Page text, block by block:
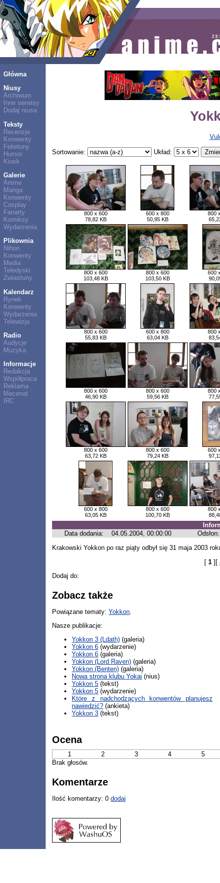
Główna
Niusy
Archiwum
Inne serwisy
Dodaj niusa
Teksty
Recenzje
Konwenty
Felietony
Humor
Kiosk
Galerie
Anime
Manga
Konwenty
Cosplay
Fanarty
Komiksy
Wydarzenia
Plikownia
Nihon
Konwenty
Media
Teledyski
Zwiastuny
Kalendarz
Rynek
Konwenty
Wydarzenia
Telewizja
Radio
Audycje
Muzyka
Informacje
Redakcja
Współpraca
Reklama
Mecenat
IRC
Sortowanie: Układ:
800 x 600
78,82 KB
600 x 800
50,95 KB
800
800 x 600
103,48 KB
800 x 600
103,50 KB
600
800 x 600
55,83 KB
600 x 800
63,04 KB
800
800 x 600
46,90 KB
800 x 600
59,56 KB
800
800 x 600
63,72 KB
800 x 600
79,24 KB
600
600 x 800
63,05 KB
800 x 600
100,70 KB
800
Data dodania:
04.05.2004, 00:00:00
Odsłon:
Krakowski Yokkon po raz piąty odbył się 31 maja 2003
[ 1 ][
Dodaj do:
Zobacz także
Powiązane tematy:Yokkon
Nasze publikacje:
Yokkon 3 (Ldath) (galeria)
Yokkon 6 (wydarzenie)
Yokkon 6 (galeria)
Yokkon (Lord Raven) (galeria)
Yokkon (Benten) (galeria)
Nowa strona klubu Yokai (nius)
Yokkon 5 (tekst)
Yokkon 5 (wydarzenie)
Które z nadchodzących konwentów planujesz
nawiedzić? (ankieta)
Yokkon 3 (tekst)
Ocena
1 2 3 4
5
Brak głosów.
Komentarze
Ilość komentarzy: 0dodaj